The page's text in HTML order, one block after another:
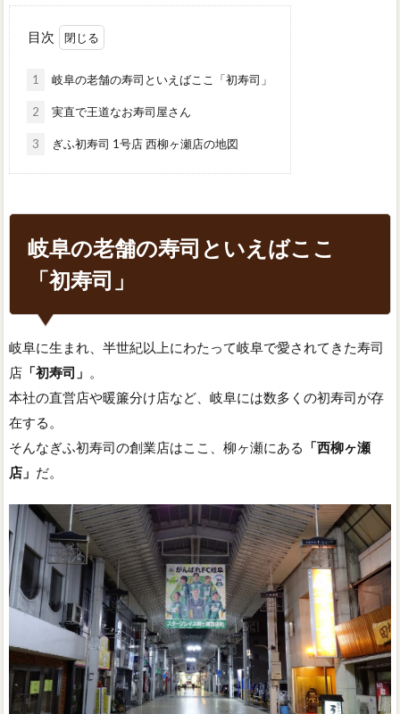
目次
1 岐阜の老舗の寿司といえばここ「初寿司」
2 実直で王道なお寿司屋さん
3 ぎふ初寿司 1号店 西柳ヶ瀬店の地図
岐阜の老舗の寿司といえばここ
「初寿司」
岐阜に生まれ、半世紀以上にわたって岐阜で愛されてきた寿司
店 「初寿司」
本社の直営店や暖簾分け店など、岐阜には数多くの初寿司が存
在する。
そんなぎふ初寿司の創業店はここ、柳ヶ瀬にある
「西柳ヶ瀬
店」 だ。